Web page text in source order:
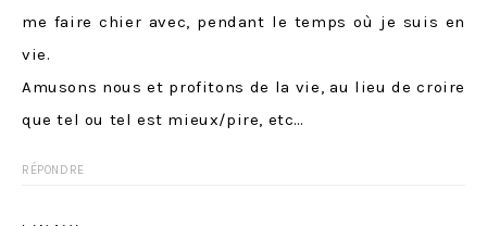
me faire chier avec, pendant le temps où je suis en
vie.
Amusons nous et profitons de la vie, au lieu de croire
que tel ou tel est mieux/pire, etc…
RÉPONDRE